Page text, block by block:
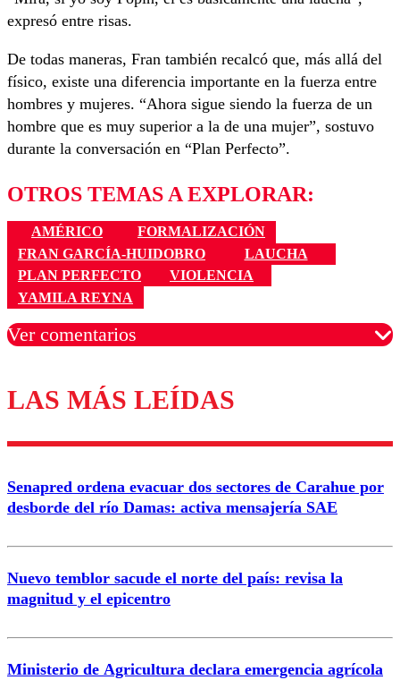
expresó entre risas.
De todas maneras, Fran también recalcó que, más allá del
físico, existe una diferencia importante en la fuerza entre
hombres y mujeres. “Ahora sigue siendo la fuerza de un
hombre que es muy superior a la de una mujer”, sostuvo
durante la conversación en “Plan Perfecto”.
OTROS TEMAS A EXPLORAR:
AMÉRICO
FORMALIZACIÓN
FRAN GARCÍA-HUIDOBRO
LAUCHA
PLAN PERFECTO
VIOLENCIA
YAMILA REYNA
Ver comentarios
Los comentarios son moderados para garantizar un
diálogo respetuoso.
Correo
LAS MÁS LEÍDAS
Senapred ordena evacuar dos sectores de Carahue por
desborde del río Damas: activa mensajería SAE
Nuevo temblor sacude el norte del país: revisa la
magnitud y el epicentro
Ministerio de Agricultura declara emergencia agrícola